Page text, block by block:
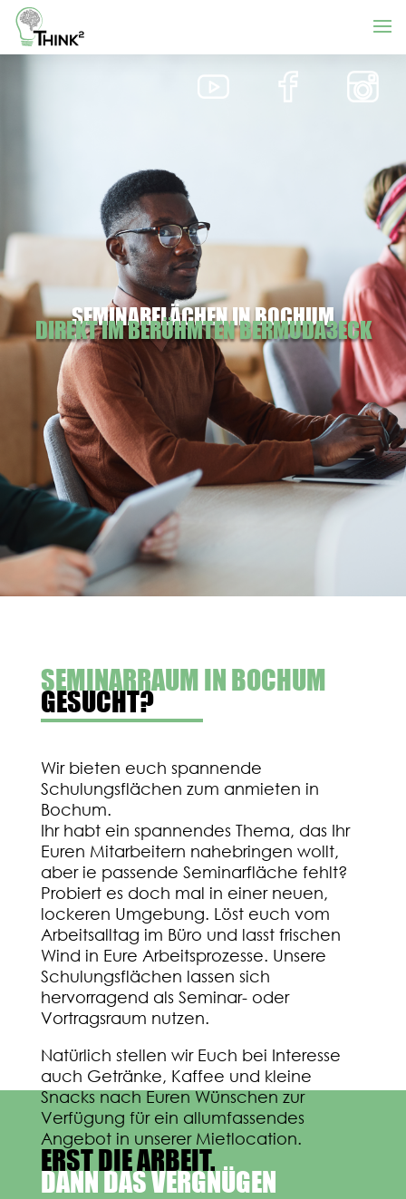
SEMINARFLÄCHEN IN BOCHUM
DIREKT IM BERÜHMTEN BERMUDA3ECK
SEMINARRAUM IN BOCHUM
GESUCHT?
Wir bieten euch spannende
Schulungsflächen zum anmieten in
Bochum.
Ihr habt ein spannendes Thema, das Ihr
Euren Mitarbeitern nahebringen wollt,
aber ie passende Seminarfläche fehlt?
Probiert es doch mal in einer neuen,
lockeren Umgebung. Löst euch vom
Arbeitsalltag im Büro und lasst frischen
Wind in Eure Arbeitsprozesse. Unsere
Schulungsflächen lassen sich
hervorragend als Seminar- oder
Vortragsraum nutzen.
Natürlich stellen wir Euch bei Interesse
auch Getränke, Kaffee und kleine
Snacks nach Euren Wünschen zur
Verfügung für ein allumfassendes
Angebot in unserer Mietlocation.
ERST DIE ARBEIT.
DANN DAS VERGNÜGEN